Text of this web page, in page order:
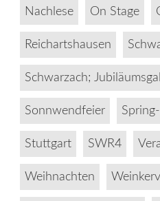
Nachlese On Stage
Reichartshausen
Schwarzach;
Sonnwendfeier
Stuttgart SWR4
Weihnachten